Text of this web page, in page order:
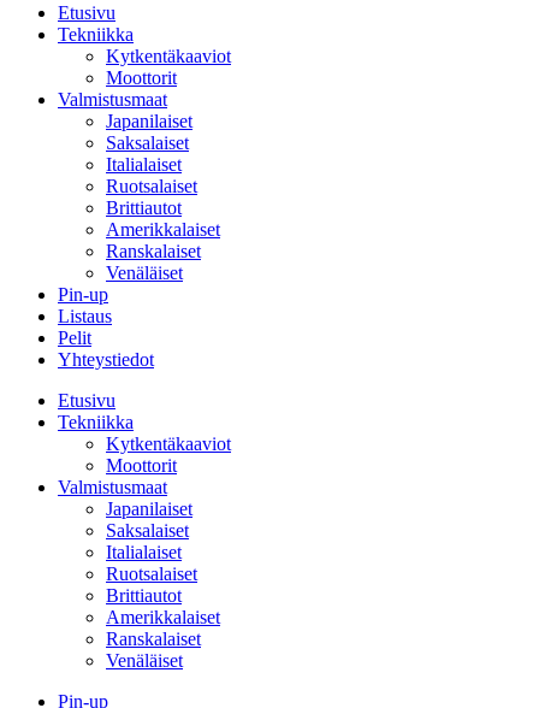
Etusivu
Tekniikka
Kytkentäkaaviot
Moottorit
Valmistusmaat
Japanilaiset
Saksalaiset
Italialaiset
Ruotsalaiset
Brittiautot
Amerikkalaiset
Ranskalaiset
Venäläiset
Pin-up
Listaus
Pelit
Yhteystiedot
Etusivu
Tekniikka
Kytkentäkaaviot
Moottorit
Valmistusmaat
Japanilaiset
Saksalaiset
Italialaiset
Ruotsalaiset
Brittiautot
Amerikkalaiset
Ranskalaiset
Venäläiset
Pin-up